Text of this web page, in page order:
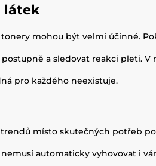
látek
mohou být velmi účinné.
a sledovat reakci pleti.
pro každého neexistuje.
místo skutečných potřeb
automaticky vyhovovat i